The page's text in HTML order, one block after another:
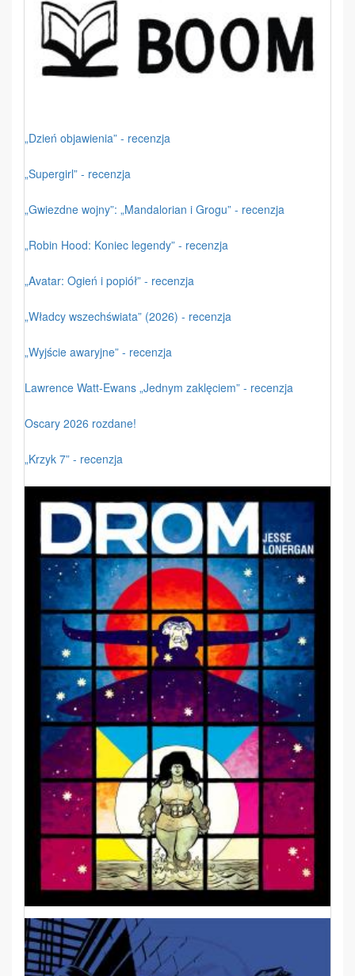
„Dzień objawienia” - recenzja
„Supergirl” - recenzja
„Gwiezdne wojny”: „Mandalorian i Grogu” - recenzja
„Robin Hood: Koniec legendy” - recenzja
„Avatar: Ogień i popiół” - recenzja
„Władcy wszechświata” (2026) - recenzja
„Wyjście awaryjne” - recenzja
Lawrence Watt-Ewans „Jednym zaklęciem” - recenzja
Oscary 2026 rozdane!
„Krzyk 7” - recenzja